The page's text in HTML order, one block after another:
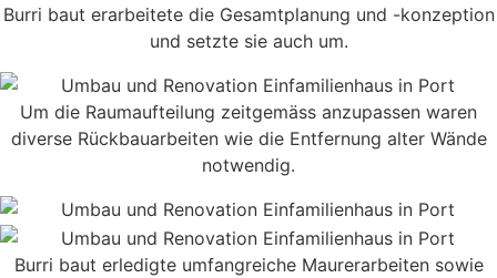
Burri baut erarbeitete die Gesamtplanung und -konzeption
und setzte sie auch um.
Um die Raumaufteilung zeitgemäss anzupassen waren
diverse Rückbauarbeiten wie die Entfernung alter Wände
notwendig.
Burri baut erledigte umfangreiche Maurerarbeiten sowie